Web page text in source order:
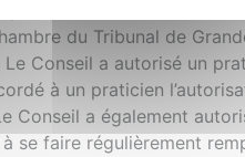
du Tribunal de Grande
du Tribunal de
Conseil a autorisé un
à un praticien
Conseil a également
se faire régulièrement